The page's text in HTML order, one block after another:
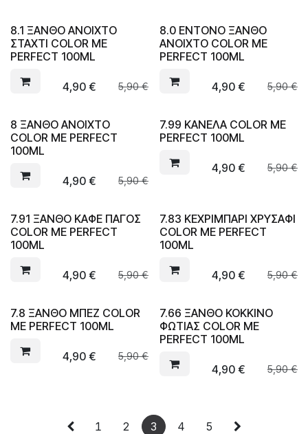
8.1 ΞΑΝΘΟ ΑΝΟΙΧΤΟ
ΣΤΑΧΤΙ COLOR ME
PERFECT 100ML
4,90€ 5,90€
8.0 ΕΝΤΟΝΟ ΞΑΝΘΟ
ΑΝΟΙΧΤΟ COLOR ME
PERFECT 100ML
4,90€ 5,90€
8 ΞΑΝΘΟ ΑΝΟΙΧΤΟ
COLOR ME PERFECT
100ML
4,90€ 5,90€
7.99 ΚΑΝΕΛΑ COLOR ME
PERFECT 100ML
4,90€ 5,90€
7.91 ΞΑΝΘΟ ΚΑΦΕ ΠΑΓΟΣ
COLOR ME PERFECT
100ML
4,90€ 5,90€
7.83 ΚΕΧΡΙΜΠΑΡΙ ΧΡΥΣΑΦΙ
COLOR ME PERFECT
100ML
4,90€ 5,90€
7.8 ΞΑΝΘΟ ΜΠΕΖ COLOR
ME PERFECT 100ML
4,90€ 5,90€
7.66 ΞΑΝΘΟ ΚΟΚΚΙΝΟ
ΦΩΤΙΑΣ COLOR ME
PERFECT 100ML
4,90€ 5,90€
1 2 3 4 5